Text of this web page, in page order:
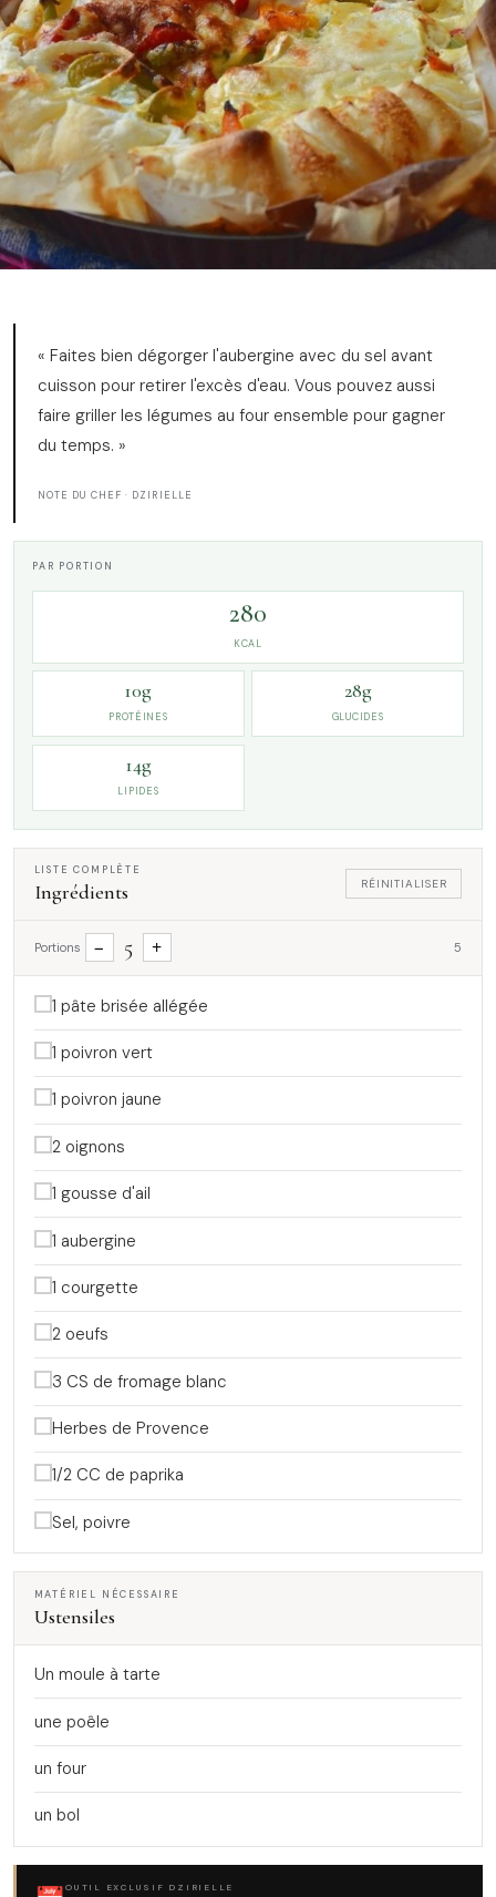
« Faites bien dégorger l'aubergine avec du sel avant
cuisson pour retirer l'excès d'eau. Vous pouvez aussi
faire griller les légumes au four ensemble pour gagner
du temps. »
NOTE DU CHEF · DZIRIELLE
PAR PORTION
280
KCAL
10g
PROTÉINES
28g
GLUCIDES
14g
LIPIDES
LISTE COMPLÈTE
Ingrédients RÉINITIALISER
Portions − 5 + 5
1 pâte brisée allégée
1 poivron vert
1 poivron jaune
2 oignons
1 gousse d'ail
1 aubergine
1 courgette
2 oeufs
3 CS de fromage blanc
Herbes de Provence
1/2 CC de paprika
Sel, poivre
MATÉRIEL NÉCESSAIRE
Ustensiles
Un moule à tarte
une poêle
un four
un bol
OUTIL EXCLUSIF DZIRIELLE